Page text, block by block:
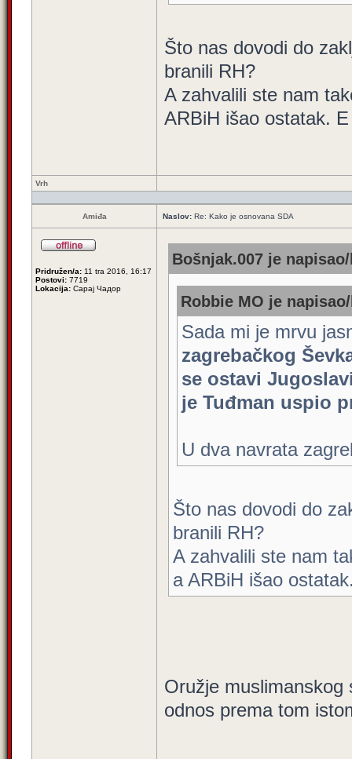
Što nas dovodi do
branili RH?
A zahvalili ste nam
ARBiH išao ostatak.
Vrh
Amiđa Naslov: Re: Kako je osnovana SDA
Pridružen/a: 11 tra 2016, 16:17
Postovi: 7719
Lokacija: Сарај Чадор
Bošnjak.007 je
Robbie MO je
Sada mi je mrvu
zagrebačkog
se ostavi
je Tuđman uspio
U dva navrata
Što nas dovodi do
branili RH?
A zahvalili ste nam
a ARBiH išao
Oružje
odnos prema tom